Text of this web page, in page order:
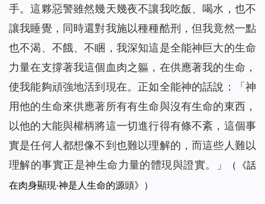
手。這夥惡警雖然幾天幾夜不讓我吃飯、喝水，也不
讓我睡覺，同時還對我施以種種酷刑，但我竟然一點
也不渴、不餓、不睏，我深知這是全能神巨大的生命
力量在支撐著我這個血肉之軀，在供應著我的生命，
使我能夠頑強地活到現在。正如全能神的話說：
「神
用他的生命來供應著所有有生命與沒有生命的東西，
以他的大能與權柄將這一切進行得有條不紊，這個事
實是任何人都想像不到也難以理解的，而這些人難以
理解的事實正是神生命力量的體現與證實。」
（《話
在肉身顯現·神是人生命的源頭》）